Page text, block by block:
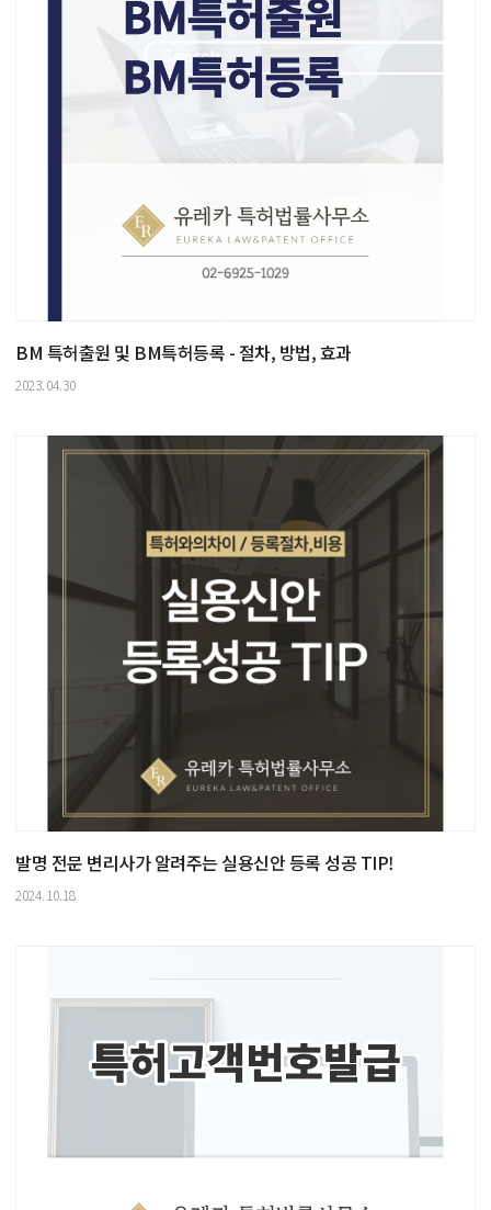
BM 특허출원 및 BM특허등록 - 절차, 방법, 효과
2023.04.30
발명 전문 변리사가 알려주는 실용신안 등록 성공 TIP!
2024.10.18